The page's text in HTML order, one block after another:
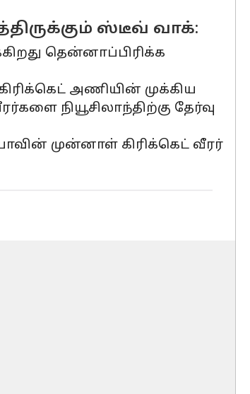
ஸ்டீவ் வாக்:
தென்னாப்பிரிக்க
அணியின் முக்கிய
நியூசிலாந்திற்கு தேர்வு
முன்னாள் கிரிக்கெட் வீரர்